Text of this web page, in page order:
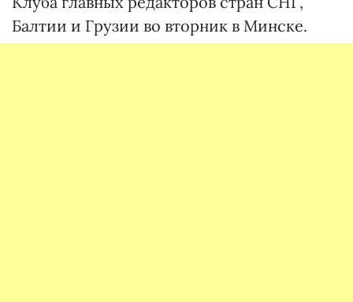
Балтии и Грузии во вторник в Минске.